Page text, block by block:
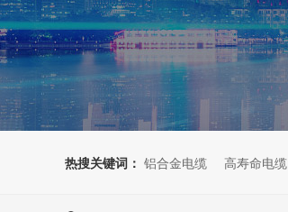
热搜关键词： 铝合金电缆 高寿命电缆